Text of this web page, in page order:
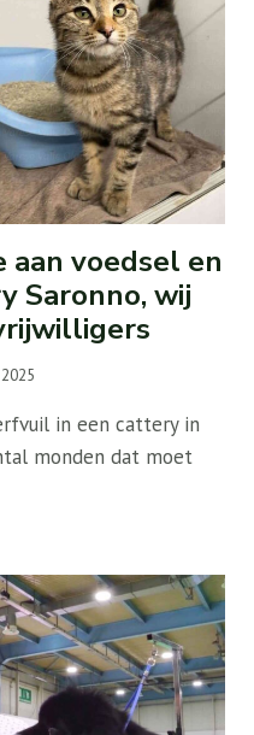
voedsel en
Saronno, wij
in een cattery in
monden dat moet